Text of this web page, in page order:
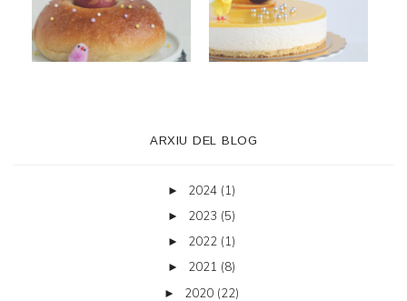
ARXIU DEL BLOG
► 2024 (1)
► 2023 (5)
► 2022 (1)
► 2021 (8)
► 2020 (22)